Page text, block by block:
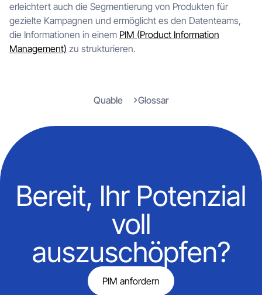
erleichtert auch die Segmentierung von Produkten für
gezielte Kampagnen und ermöglicht es den Datenteams,
die Informationen in einem PIM (Product Information
Management) zu strukturieren.
Quable Glossar
Bereit, Ihr Potenzial
voll
auszuschöpfen?
PIM anfordern